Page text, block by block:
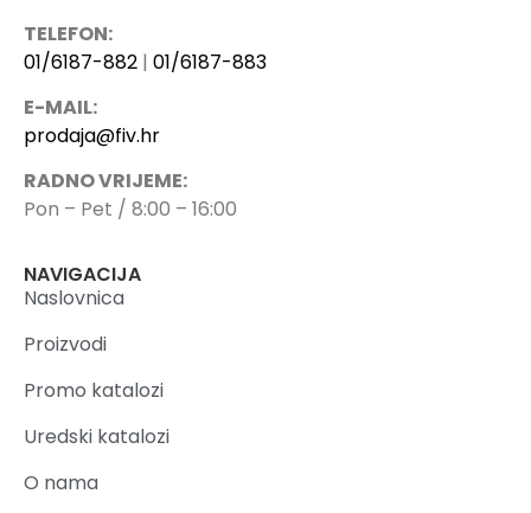
TELEFON:
01/6187-882 | 01/6187-883
E-MAIL:
prodaja@fiv.hr
RADNO VRIJEME:
Pon – Pet / 8:00 – 16:00
NAVIGACIJA
Naslovnica
Proizvodi
Promo katalozi
Uredski katalozi
O nama